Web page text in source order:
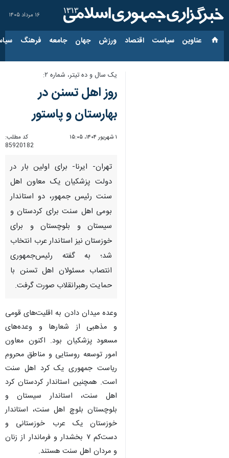
۱۶ مرداد ۱۴۰۵
عناوین‌ سیاست اقتصاد ورزش جهان جامعه فرهنگ
یک سال و ده تیتر، شماره ۲:
روز اهل تسنن در
بهارستان و پاستور
۱ شهریور ۱۴۰۴، ۱۵:۰۵
کد مطلب:
85920182
تهران- ایرنا- برای اولین بار در
دولت پزشکیان یک معاون اهل
سنت رئیس جمهور، دو استاندار
بومی اهل سنت برای کردستان و
سیستان و بلوچستان و برای
خوزستان نیز استاندار عرب انتخاب
شد؛ به گفته رئیس‌جمهوری
انتصاب مسئولان اهل تسنن با
حمایت رهبرانقلاب صورت گرفت.
وعده میدان دادن به اقلیت‌های قومی
و مذهبی از شعارها و وعده‌های
مسعود پزشکیان بود. اکنون معاون
امور توسعه روستایی و مناطق محروم
ریاست جمهوری یک کرد اهل سنت
است. همچنین استاندار کردستان کرد
اهل سنت، استاندار سیستان و
بلوچستان بلوچ اهل سنت، استاندار
خوزستان یک عرب خوزستانی و
دست‌کم ۷ بخشدار و فرماندار از زنان
و مردان اهل سنت هستند.